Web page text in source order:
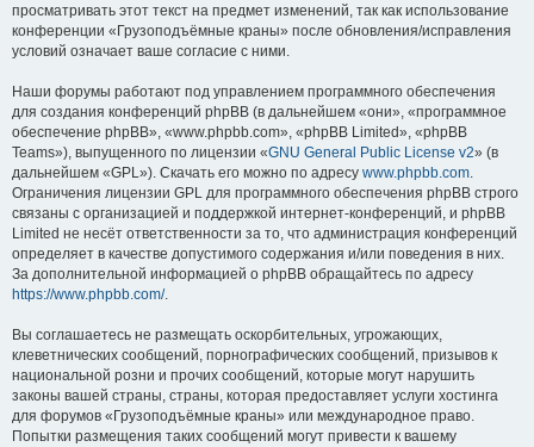
просматривать этот текст на предмет изменений, так как использование
конференции «Грузоподъёмные краны» после обновления/исправления
условий означает ваше согласие с ними.
Наши форумы работают под управлением программного обеспечения
для создания конференций phpBB (в дальнейшем «они», «программное
обеспечение phpBB», «www.phpbb.com», «phpBB Limited», «phpBB
Teams»), выпущенного по лицензии «GNU General Public License v2» (в
дальнейшем «GPL»). Скачать его можно по адресу www.phpbb.com.
Ограничения лицензии GPL для программного обеспечения phpBB строго
связаны с организацией и поддержкой интернет-конференций, и phpBB
Limited не несёт ответственности за то, что администрация конференций
определяет в качестве допустимого содержания и/или поведения в них.
За дополнительной информацией о phpBB обращайтесь по адресу
https://www.phpbb.com/.
Вы соглашаетесь не размещать оскорбительных, угрожающих,
клеветнических сообщений, порнографических сообщений, призывов к
национальной розни и прочих сообщений, которые могут нарушить
законы вашей страны, страны, которая предоставляет услуги хостинга
для форумов «Грузоподъёмные краны» или международное право.
Попытки размещения таких сообщений могут привести к вашему